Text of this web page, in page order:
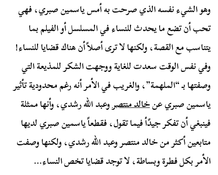
وهو الشيء نفسه الذي صرحت به أمس ياسمين صبري، فهي
تحب أن تضع ما يحدث للنساء في المسلسل أو الفيلم بما
يتناسب مع القصة، ولكنها لا ترى أصلاً أن هناك قضايا للنساء!
وفي نفس الوقت سعدت للغاية ووجهت الشكر للمذيعة التي
وصفتها بـ “الملهمة”، والغريب في الأمر أنه رغم محدودية تأثير
ياسمين صبري عنخالد منتصروعبد الله رشدي، وأنها ممثلة
فينبغي أن تفكر جيدًأ فيما تقول، فقطعاً ياسمين صبري لديها
متابعين أكثر من خالد منتصر وعبد الله رشدي، ولكنها وصفت
الأمر بكل فطرة وبساطة، لا توجد قضايا تخص النساء…